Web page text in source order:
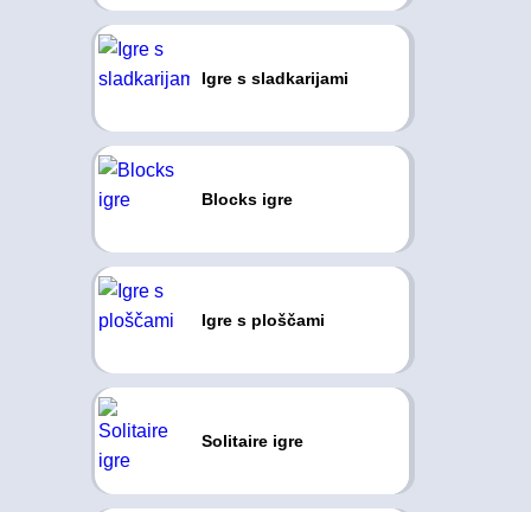
Igre s sladkarijami
Blocks igre
Igre s ploščami
Solitaire igre